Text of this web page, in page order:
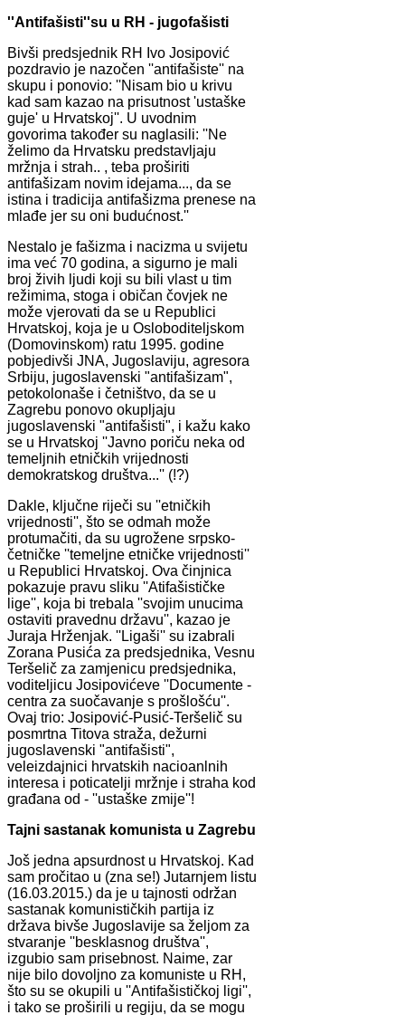
''Antifašisti''su u RH - jugofašisti
Bivši predsjednik RH Ivo Josipović
pozdravio je nazočen ''antifašiste'' na
skupu i ponovio: ''Nisam bio u krivu
kad sam kazao na prisutnost 'ustaške
guje' u Hrvatskoj''. U uvodnim
govorima također su naglasili: ''Ne
želimo da Hrvatsku predstavljaju
mržnja i strah.. , teba proširiti
antifašizam novim idejama..., da se
istina i tradicija antifašizma prenese na
mlađe jer su oni budućnost.''
Nestalo je fašizma i nacizma u svijetu
ima već 70 godina, a sigurno je mali
broj živih ljudi koji su bili vlast u tim
režimima, stoga i običan čovjek ne
može vjerovati da se u Republici
Hrvatskoj, koja je u Osloboditeljskom
(Domovinskom) ratu 1995. godine
pobjedivši JNA, Jugoslaviju, agresora
Srbiju, jugoslavenski "antifašizam",
petokolonaše i četništvo, da se u
Zagrebu ponovo okupljaju
jugoslavenski "antifašisti", i kažu kako
se u Hrvatskoj ''Javno poriču neka od
temeljnih etničkih vrijednosti
demokratskog društva...'' (!?)
Dakle, ključne riječi su ''etničkih
vrijednosti'', što se odmah može
protumačiti, da su ugrožene srpsko-
četničke ''temeljne etničke vrijednosti''
u Republici Hrvatskoj. Ova činjnica
pokazuje pravu sliku ''Atifašističke
lige'', koja bi trebala ''svojim unucima
ostaviti pravednu državu'', kazao je
Juraja Hrženjak. ''Ligaši'' su izabrali
Zorana Pusića za predsjednika, Vesnu
Teršelič za zamjenicu predsjednika,
voditeljicu Josipovićeve ''Documente -
centra za suočavanje s prošlošću''.
Ovaj trio: Josipović-Pusić-Teršelič su
posmrtna Titova straža, dežurni
jugoslavenski "antifašisti",
veleizdajnici hrvatskih nacioanlnih
interesa i poticatelji mržnje i straha kod
građana od - ''ustaške zmije''!
Tajni sastanak komunista u Zagrebu
Još jedna apsurdnost u Hrvatskoj. Kad
sam pročitao u (zna se!) Jutarnjem listu
(16.03.2015.) da je u tajnosti održan
sastanak komunističkih partija iz
država bivše Jugoslavije sa željom za
stvaranje ''besklasnog društva'',
izgubio sam prisebnost. Naime, zar
nije bilo dovoljno za komuniste u RH,
što su se okupili u ''Antifašističkoj ligi'',
i tako se proširili u regiju, da se mogu